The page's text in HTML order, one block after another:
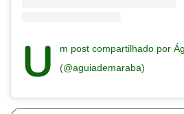
Um post compartilhado por
(@aguiademaraba)